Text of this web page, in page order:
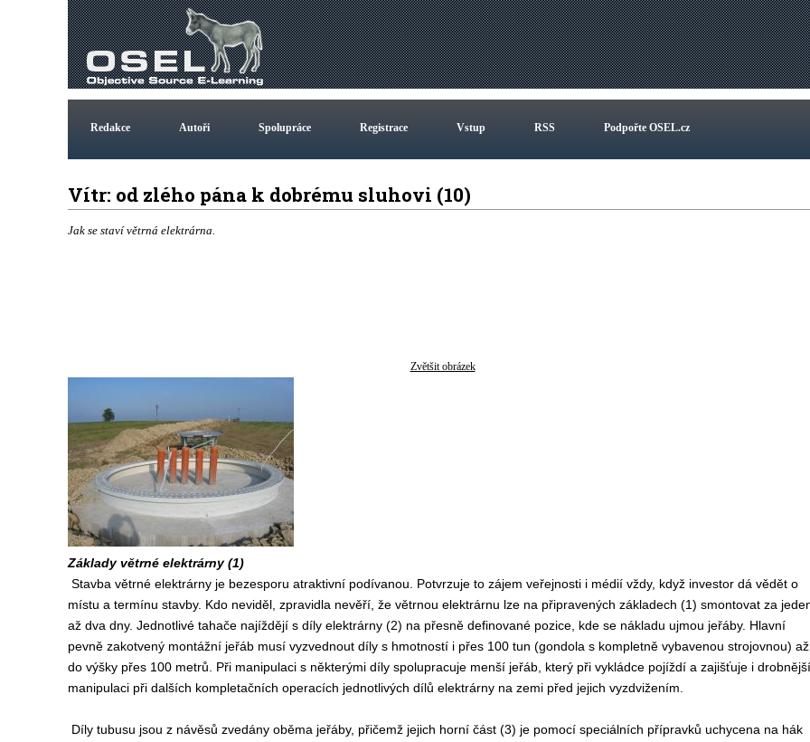
Redakce Autoři Spolupráce Registrace Vstup RSS Podpořte OSEL.cz
Vítr: od zlého pána k dobrému sluhovi (10)
Jak se staví větrná elektrárna.
Zvětšit obrázek
Základy větrné elektrárny (1)
Stavba větrné elektrárny je bezesporu atraktivní podívanou. Potvrzuje to zájem veřejnosti i médií vždy, když investor dá vědět o
místu a termínu stavby. Kdo neviděl, zpravidla nevěří, že větrnou elektrárnu lze na připravených základech (1) smontovat za
až dva dny. Jednotlivé tahače najíždějí s díly elektrárny (2) na přesně definované pozice, kde se nákladu ujmou jeřáby. Hlavní
pevně zakotvený montážní jeřáb musí vyzvednout díly s hmotností i přes 100 tun (gondola s kompletně vybavenou strojovnou) až
do výšky přes 100 metrů. Při manipulaci s některými díly spolupracuje menší jeřáb, který při vykládce pojíždí a zajišťuje i drobnější
manipulaci při dalších kompletačních operacích jednotlivých dílů elektrárny na zemi před jejich vyzdvižením.
Díly tubusu jsou z návěsů zvedány oběma jeřáby, přičemž jejich horní část (3) je pomocí speciálních přípravků uchycena na hák